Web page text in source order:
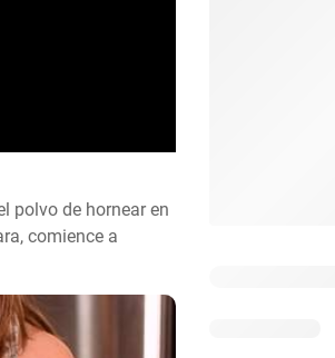
polvo de hornear en
comience a